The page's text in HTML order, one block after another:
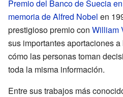
Premio del Banco de Suecia
memoria de Alfred Nobel en
prestigioso premio con William
sus importantes aportaciones
cómo las personas toman
toda la misma información.
Entre sus trabajos más